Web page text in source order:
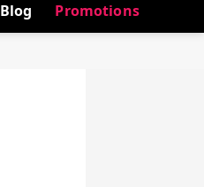
Blog Promotions